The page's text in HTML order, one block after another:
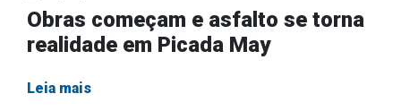
Obras começam e asfalto se torna
realidade em Picada May
Leia mais